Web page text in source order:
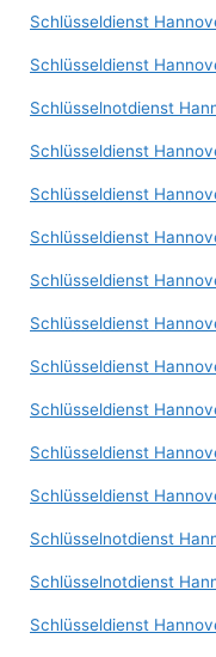
Schlüsseldienst
Schlüsseldienst
Schlüsselnotdienst
Schlüsseldienst
Schlüsseldienst
Schlüsseldienst
Schlüsseldienst
Schlüsseldienst
Schlüsseldienst
Schlüsseldienst
Schlüsseldienst
Schlüsseldienst
Schlüsselnotdienst
Schlüsselnotdienst
Schlüsseldienst